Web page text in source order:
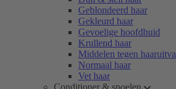
Geblondeerd haar
Gekleurd haar
Gevoelige hoofdhuid
Krullend haar
Middelen tegen
Normaal haar
Vet haar
Conditioner & spoelen